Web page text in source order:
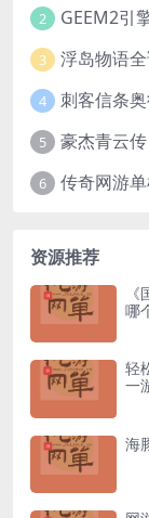
2 GEEM2引
3 浮岛物语
4
5 豪杰青云
6 传奇网游
资源推荐
哪
轻
一
海